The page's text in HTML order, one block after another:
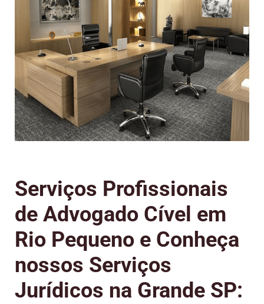
Serviços Profissionais
de Advogado Cível em
Rio Pequeno e Conheça
nossos Serviços
Jurídicos na Grande SP: